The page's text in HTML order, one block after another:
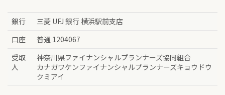
銀行
三菱 UFJ 銀行 横浜駅前支店
口座
普通 1204067
受取
人
神奈川県ファイナンシャルプランナーズ協同組合
カナガワケンファイナンシャルプランナーズキョウドウ
クミアイ